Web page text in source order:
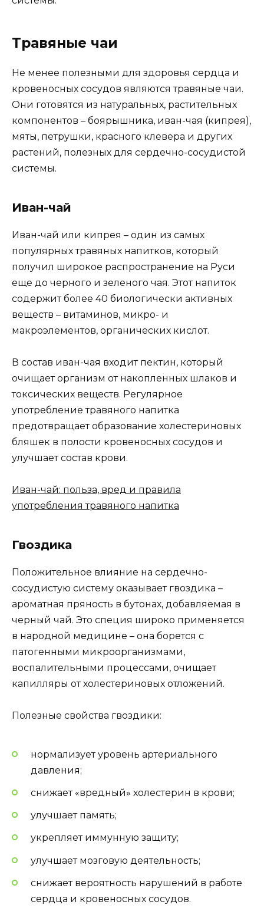
Травяные чаи
Не менее полезными для здоровья сердца и
кровеносных сосудов являются травяные чаи.
Они готовятся из натуральных, растительных
компонентов – боярышника, иван-чая (кипрея),
мяты, петрушки, красного клевера и других
растений, полезных для сердечно-сосудистой
системы.
Иван-чай
Иван-чай или кипрея – один из самых
популярных травяных напитков, который
получил широкое распространение на Руси
еще до черного и зеленого чая. Этот напиток
содержит более 40 биологически активных
веществ – витаминов, микро- и
макроэлементов, органических кислот.
В состав иван-чая входит пектин, который
очищает организм от накопленных шлаков и
токсических веществ. Регулярное
употребление травяного напитка
предотвращает образование холестериновых
бляшек в полости кровеносных сосудов и
улучшает состав крови.
Иван-чай: польза, вред и правила
употребления травяного напитка
Гвоздика
Положительное влияние на сердечно-
сосудистую систему оказывает гвоздика –
ароматная пряность в бутонах, добавляемая в
черный чай. Это специя широко применяется
в народной медицине – она борется с
патогенными микроорганизмами,
воспалительными процессами, очищает
капилляры от холестериновых отложений.
Полезные свойства гвоздики:
нормализует уровень артериального
давления;
снижает «вредный» холестерин в крови;
улучшает память;
укрепляет иммунную защиту;
улучшает мозговую деятельность;
снижает вероятность нарушений в работе
сердца и кровеносных сосудов.